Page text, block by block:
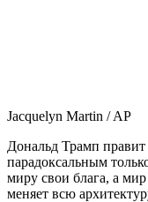
Jacquelyn Martin / AP
Дональд Трамп
парадоксальным
миру свои блага, а
меняет всю